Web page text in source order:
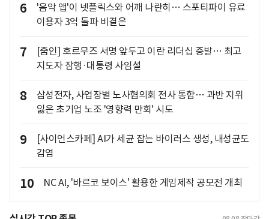
6
'음악 앱'이 넷플릭스와 어깨 나란히… 스포티파이 유료
이용자 3억 돌파 비결은
7
[줌인] 호르무즈 서명 앞두고 이란 리더십 증발… 최고
지도자 잠행·대통령 사임설
8
삼성전자, 사업장별 노사협의회 전사 통합… 과반 지위
잃은 초기업 노조 '영향력 만회' 시도
9
[사이언스카페] AI가 세균 잡는 바이러스 생성, 내성균도
감염
10 NC AI, '바르코 보이스' 활용한 게임제작 공모전 개최